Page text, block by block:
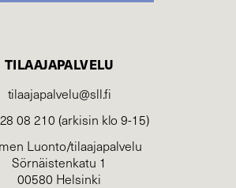
TILAAJAPALVELU
tilaajapalvelu@sll.fi
08 210 (arkisin klo 9-15)
Luonto/tilaajapalvelu
Sörnäistenkatu 1
00580 Helsinki